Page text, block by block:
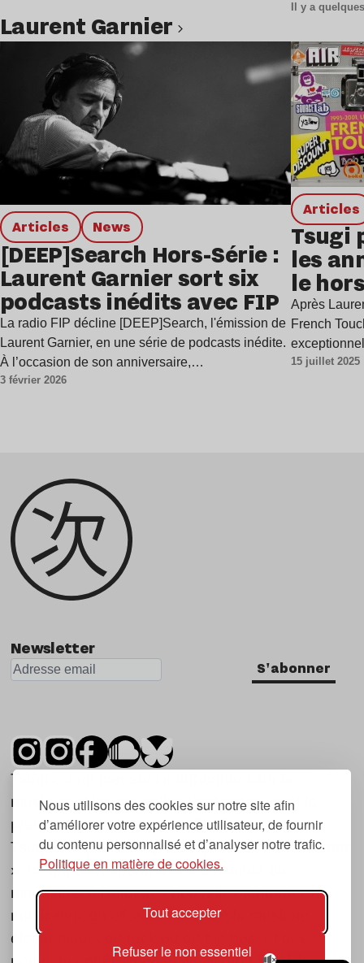
Nous utilisons des cookies sur notre site afin
d’améliorer votre expérience utilisateur, de fournir
du contenu personnalisé et d’analyser notre trafic.
Politique en matière de cookies.
Tout accepter
Refuser le non essentiel
Il y a
Laurent Garnier
Articles news
[DEEP]Search Hors-Série :
Laurent Garnier sort six
podcasts inédits avec FIP
La radio FIP décline [DEEP]Search, l'émission de
Laurent Garnier, en une série de podcasts inédite.
À l’occasion de son anniversaire,…
3 février 2026
Articles
Tsugi
les
le
Après
French
15 juillet 2025
Newsletter
S'abonner
Tsugi est un mensuel indépendant sur la
musique et les nouvelles tendances, dont la
première parution date de 2007.
Tsugi en japonais signifie « prochain », « suivant
», ce qui correspond à la thématique du
magazine, à l’affût des nouvelles tendances
musicales, qu’elles viennent de la musique
électronique, du rock ou du hip hop, et des